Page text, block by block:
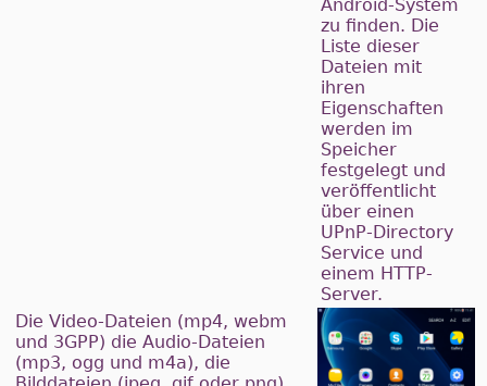
Android-System
zu finden. Die
Liste dieser
Dateien mit
ihren
Eigenschaften
werden im
Speicher
festgelegt und
veröffentlicht
über einen
UPnP-Directory
Service und
einem HTTP-
Server.
Die Video-Dateien (mp4, webm
und 3GPP) die Audio-Dateien
(mp3, ogg und m4a), die